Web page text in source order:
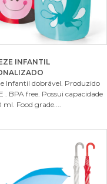
INFANTIL
Infantil dobrável. Produzido
. BPA free. Possui capacidade
ml. Food grade....